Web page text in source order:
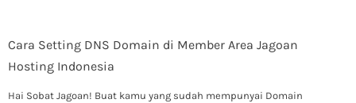
Cara Setting DNS Domain di Member Area Jagoan
Hosting Indonesia
Hai Sobat Jagoan! Buat kamu yang sudah mempunyai Domain